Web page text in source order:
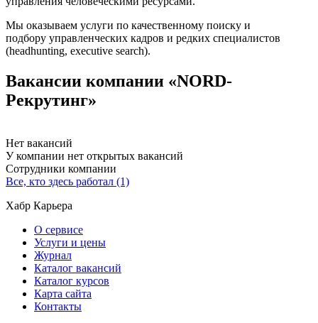
Мы оказываем услуги по качественному поиску и
подбору управленческих кадров и редких специалистов
(headhunting, executive search).
Вакансии компании «NORD-
Рекрутинг»
Нет вакансий
У компании нет открытых вакансий
Сотрудники компании
Все, кто здесь работал (1)
Хабр Карьера
О сервисе
Услуги и цены
Журнал
Каталог вакансий
Каталог курсов
Карта сайта
Контакты